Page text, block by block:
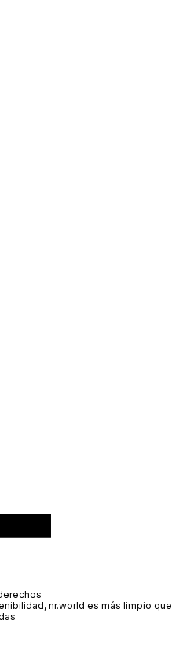
nr.world es más limpio que